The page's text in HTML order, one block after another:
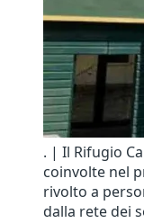
. | Il Rifugio
coinvolte nel
rivolto a
dalla rete dei